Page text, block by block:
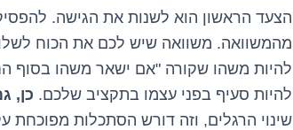
הצעד הראשון הוא לשנות את הגישה.
מהמשוואה. משוואה שיש לכם את הכוח
להיות משהו שקורה "אם ישאר משהו בסוף
להיות סעיף בפני עצמו בתקציב שלכם. כן,
שינוי הרגלים, וזה דורש הסתכלות